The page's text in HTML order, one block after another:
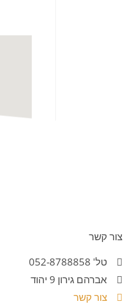
צור קשר
טל' 052-8788858
אברהם גירון 9 יהוד
צור קשר